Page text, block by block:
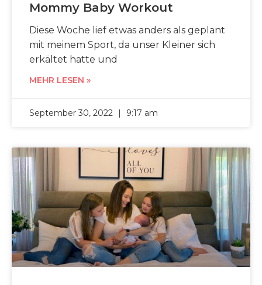
Mommy Baby Workout
Diese Woche lief etwas anders als geplant
mit meinem Sport, da unser Kleiner sich
erkältet hatte und
MEHR LESEN »
September 30, 2022 9:17 am